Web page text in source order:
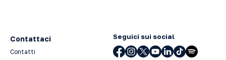
Contattaci
Contatti
Seguici sui social